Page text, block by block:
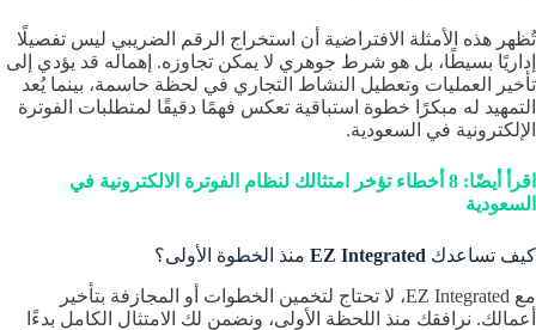
تُظهر هذه الأمثلة الافتراضية أن استخراج الرقم الضريبي ليس تفصيلًا
إداريًا بسيطًا، بل هو شرط جوهري لا يمكن تجاوزه. إهماله قد يؤدي إلى
تأخير العمليات وتعطيل النشاط التجاري في لحظة حاسمة، بينما يُعد
التمهيد له مبكرًا خطوة استباقية تعكس فهمًا دقيقًا لمتطلبات الفوترة
الإلكترونية في السعودية.
اقرأ أيضًا: 8 أخطاء تؤخر امتثالك لنظام الفوترة الالكترونية في
السعودية
كيف تساعدك EZ Integrated منذ الخطوة الأولى؟
مع EZ Integrated، لا تحتاج لتخمين الخطوات أو المجازفة بتأخير
أعمالك. نرافقك منذ اللحظة الأولى، ونضمن لك الامتثال الكامل بدءًا